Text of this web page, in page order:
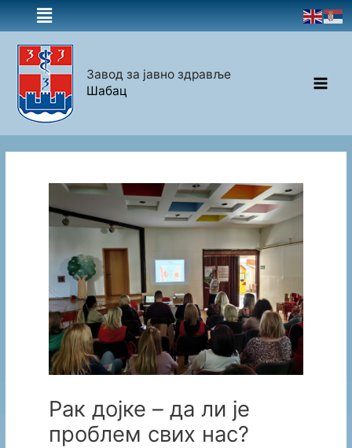
Завод за јавно здравље
Шабац
Рак дојке – да ли је
проблем свих нас?